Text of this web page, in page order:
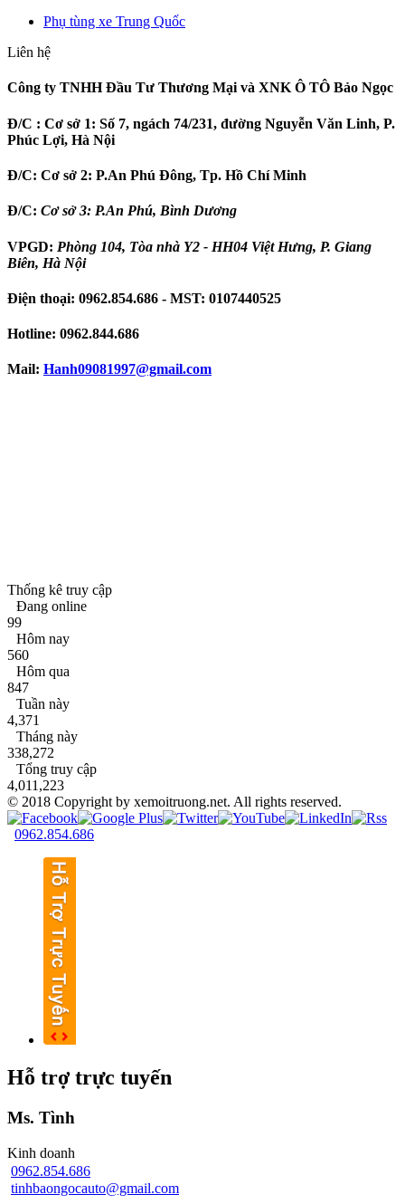
Phụ tùng xe Trung Quốc
Liên hệ
Công ty TNHH Đầu Tư Thương Mại và XNK Ô TÔ Bảo Ngọc
Đ/C : Cơ sở 1: Số 7, ngách 74/231, đường Nguyễn Văn Linh, P.
Phúc Lợi, Hà Nội
Đ/C: Cơ sở 2: P.An Phú Đông, Tp. Hồ Chí Minh
Đ/C: Cơ sở 3: P.An Phú, Bình Dương
VPGD: Phòng 104, Tòa nhà Y2 - HH04 Việt Hưng, P. Giang
Biên, Hà Nội
Điện thoại: 0962.854.686 - MST: 0107440525
Hotline: 0962.844.686
Mail: Hanh09081997@gmail.com
Thống kê truy cập
Đang online
99
Hôm nay
560
Hôm qua
847
Tuần này
4,371
Tháng này
338,272
Tổng truy cập
4,011,223
© 2018 Copyright by xemoitruong.net. All rights reserved.
0962.854.686
Hỗ trợ trực tuyến
Ms. Tình
Kinh doanh
0962.854.686
tinhbaongocauto@gmail.com